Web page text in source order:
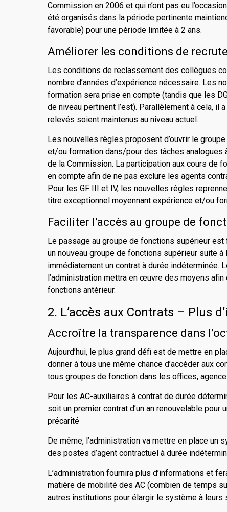
Commission en 2006 et qui n’ont pas eu
été organisés dans la période pertinente
favorable) pour une période limitée à 2 ans.
Améliorer les conditions de
Les conditions de reclassement des collègues
nombre d’années d’expérience nécessaire. Les
formation sera prise en compte (tandis que les
de niveau pertinent l’est). Parallèlement à cela,
relevés soient maintenus au niveau actuel.
Les nouvelles règles proposent d’ouvrir le
et/ou formation dans/pour des tâches analogues
de la Commission. La participation aux cours de
en compte afin de ne pas exclure les agents
Pour les GF III et IV, les nouvelles règles
titre exceptionnel moyennant expérience et/ou
Faciliter l’accès au groupe de
Le passage au groupe de fonctions supérieur est
un nouveau groupe de fonctions supérieur suite à
immédiatement un contrat à durée indéterminée.
l’administration mettra en œuvre des moyens afin
fonctions antérieur.
2. L’accès aux Contrats – Plus
Accroître la transparence dans
Aujourd’hui, le plus grand défi est de mettre en
donner à tous une même chance d’accéder aux
tous groupes de fonction dans les offices,
Pour les AC-auxiliaires à contrat de durée
soit un premier contrat d’un an renouvelable
précarité
De même, l’administration va mettre en place
des postes d’agent contractuel à durée
L’administration fournira plus d’informations et
matière de mobilité des AC (combien de temps
autres institutions pour élargir le système à leurs